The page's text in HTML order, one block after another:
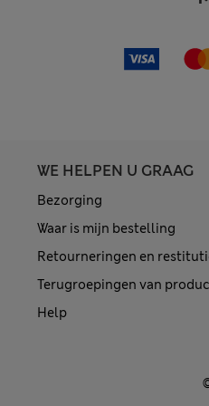
WE HELPEN U GRAAG
Bezorging
Waar is mijn bestelling
Retourneringen en
Terugroepingen van
Help